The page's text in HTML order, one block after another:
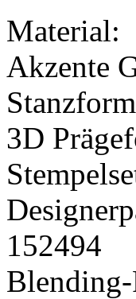
Material:
Akzente
3D
152494